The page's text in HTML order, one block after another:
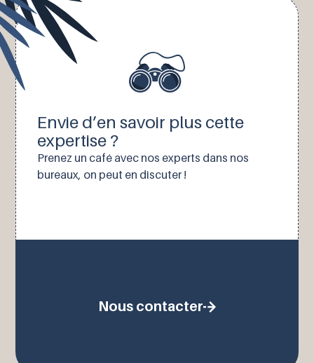
Envie d’en savoir plus cette
expertise ?
Prenez un café avec nos experts dans nos
bureaux, on peut en discuter !
Nous contacter